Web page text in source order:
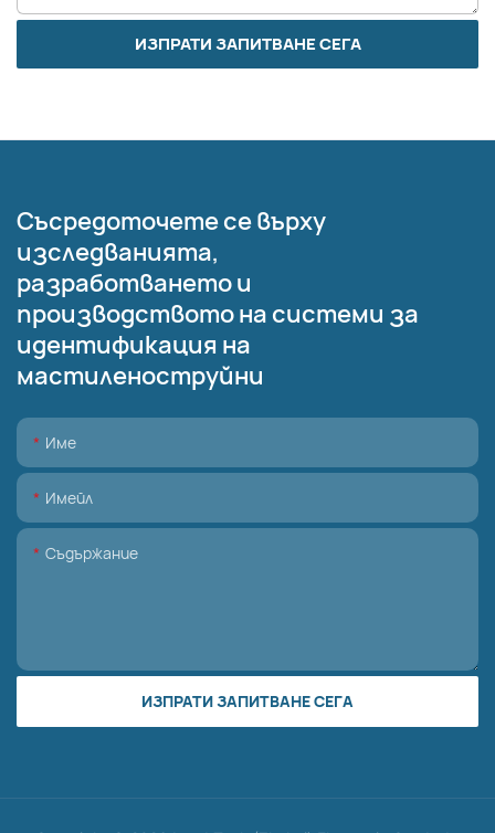
ИЗПРАТИ ЗАПИТВАНЕ СЕГА
Съсредоточете се върху
изследванията,
разработването и
производството на системи за
идентификация на
мастиленоструйни
Име
Имейл
Съдържание
ИЗПРАТИ ЗАПИТВАНЕ СЕГА